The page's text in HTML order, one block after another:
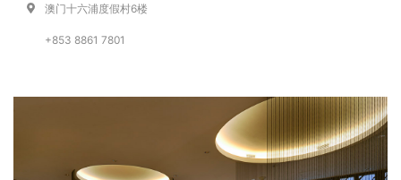
澳门十六浦度假村6楼
+853 8861 7801